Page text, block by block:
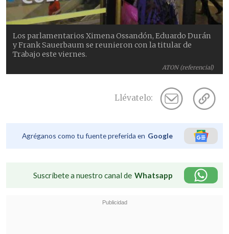
ATON (referencial)
Los parlamentarios Ximena Ossandón, Eduardo Durán
y Frank Sauerbaum se reunieron con la titular de
Trabajo este viernes.
Llévatelo:
Agréganos como tu fuente preferida en Google
Suscríbete a nuestro canal de Whatsapp